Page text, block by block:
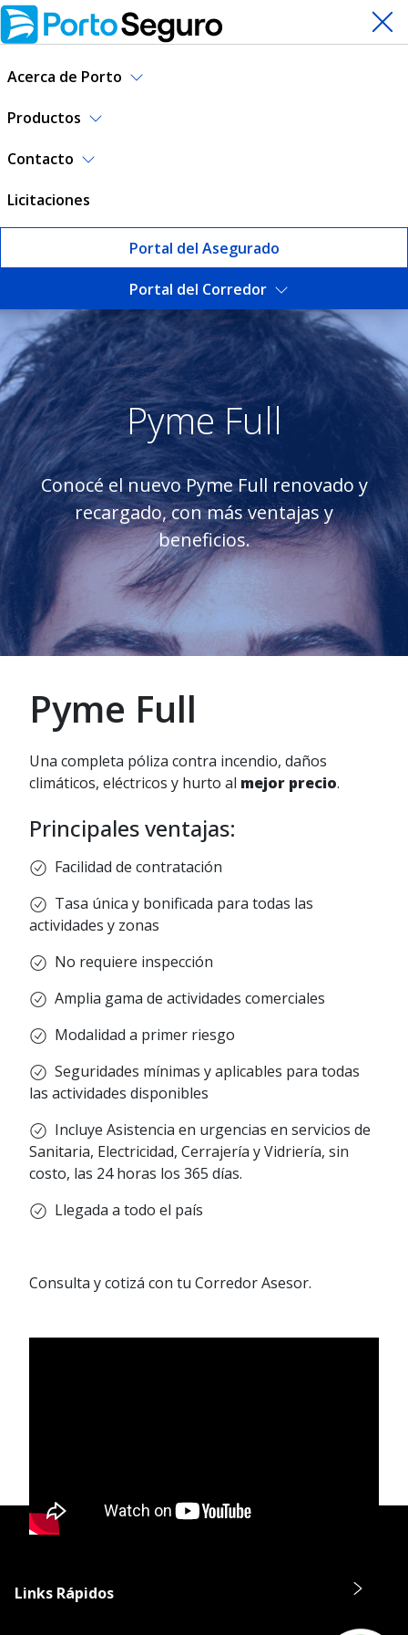
Acerca de Porto
Productos
Contacto
Licitaciones
Portal del Asegurado
Portal del Corredor
Seguro Pyme Full | Porto
Pyme Full
Conocé el nuevo Pyme Full renovado y
recargado, con más ventajas y
beneficios.
Pyme Full
Una completa póliza contra incendio, daños
climáticos, eléctricos y hurto al mejor precio.
Principales ventajas:
Facilidad de contratación
Tasa única y bonificada para todas las
actividades y zonas
No requiere inspección
Amplia gama de actividades comerciales
Modalidad a primer riesgo
Seguridades mínimas y aplicables para todas
las actividades disponibles
Incluye Asistencia en urgencias en servicios de
Sanitaria, Electricidad, Cerrajería y Vidriería, sin
costo, las 24 horas los 365 días.
Llegada a todo el país
Consulta y cotizá con tu Corredor Asesor.
Links Rápidos